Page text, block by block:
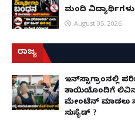
ಮಂದಿ
August 05, 2026
ರಾಜ್ಯ
ಇನ್​ಸ್ಟಾಗ್ರಾಂನಲ್ಲಿ
ತಾಯಿಯೊಂದಿಗೆ ಲಿವಿನ್
ಮೇಂಟೆನ್ ಮಾಡಲು
ಸುಸೈಡ್ ?